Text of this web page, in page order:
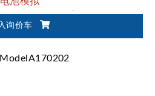
(62000D-HL系列)
询价车